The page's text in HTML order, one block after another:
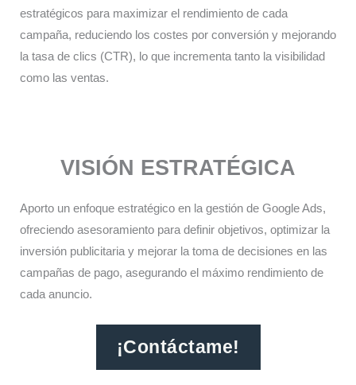
estratégicos para maximizar el rendimiento de cada
campaña, reduciendo los costes por conversión y mejorando
la tasa de clics (CTR), lo que incrementa tanto la visibilidad
como las ventas.​
VISIÓN ESTRATÉGICA
Aporto un enfoque estratégico en la gestión de Google Ads,
ofreciendo asesoramiento para definir objetivos, optimizar la
inversión publicitaria y mejorar la toma de decisiones en las
campañas de pago, asegurando el máximo rendimiento de
cada anuncio.​
¡Contáctame!